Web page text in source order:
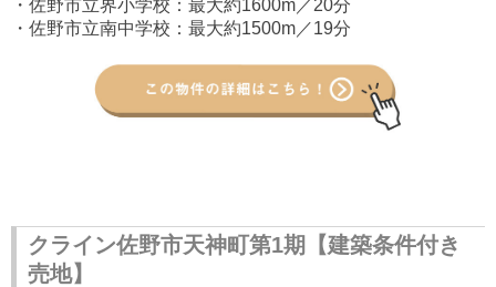
・佐野市立界小学校： 最大約1600m／20分
・佐野市立南中学校： 最大約1500m／19分
クライン佐野市天神町第1期【建築条件付き
売地】